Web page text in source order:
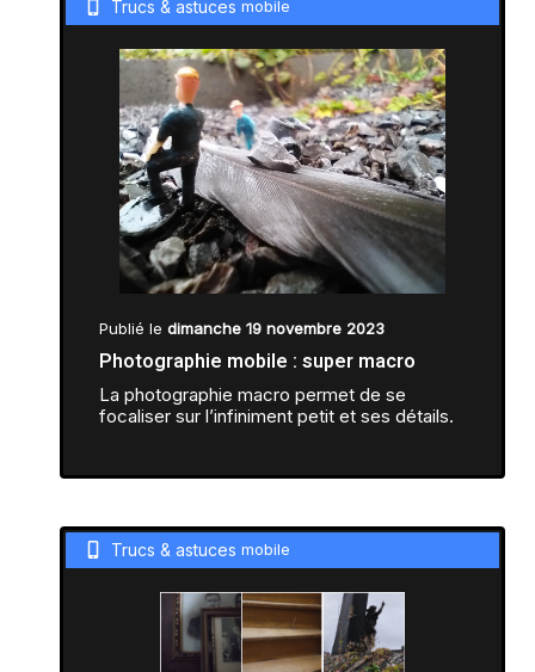
Trucs & astucesmobile
Publié le dimanche 19 novembre 2023
Photographie mobile : super macro
La photographie macro permet de se
focaliser sur l’infiniment petit et ses détails.
Trucs & astucesmobile